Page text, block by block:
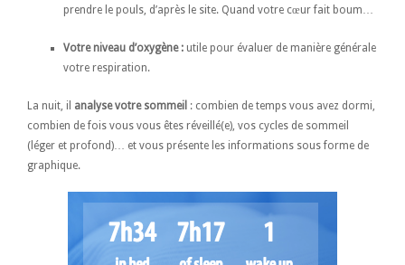
prendre le pouls, d’après le site. Quand votre cœur fait boum…
Votre niveau d’oxygène : utile pour évaluer de manière générale
votre respiration.
La nuit, il analyse votre sommeil : combien de temps vous avez dormi,
combien de fois vous vous êtes réveillé(e), vos cycles de sommeil
(léger et profond)… et vous présente les informations sous forme de
graphique.